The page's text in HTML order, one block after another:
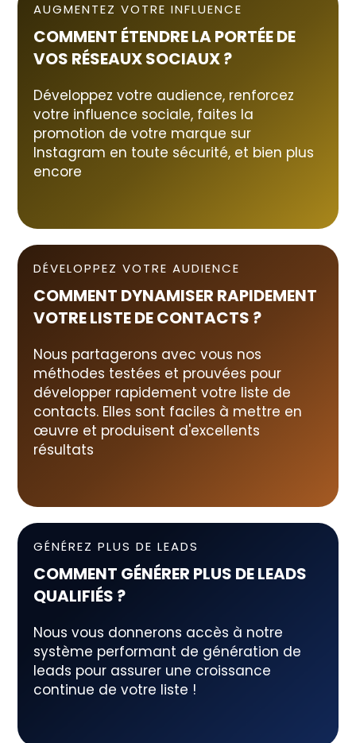
AUGMENTEZ VOTRE INFLUENCE
COMMENT ÉTENDRE LA PORTÉE DE
VOS RÉSEAUX SOCIAUX?
Développez votre audience, renforcez
votre influence sociale, faites la
promotion de votre marque sur
Instagram en toute sécurité, et bien plus
encore
DÉVELOPPEZ VOTRE AUDIENCE
COMMENT DYNAMISER RAPIDEMENT
VOTRE LISTE DE CONTACTS ?
Nous partagerons avec vous nos
méthodes testées et prouvées pour
développer rapidement votre liste de
contacts. Elles sont faciles à mettre en
œuvre et produisent d'excellents
résultats
GÉNÉREZ PLUS DE LEADS
COMMENT GÉNÉRER PLUS DE LEADS
QUALIFIÉS ?
Nous vous donnerons accès à notre
système performant de génération de
leads pour assurer une croissance
continue de votre liste !